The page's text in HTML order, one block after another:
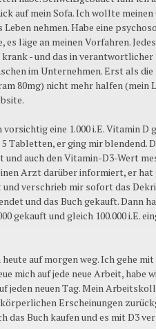
auf mein Sofa. Ich wollte meinen
nehmen. Habe eine
läge an meinen Vorfahren.
- und das in verantwortlicher
im Unternehmen. Erst als
80mg) nicht mehr halfen (mein
vorsichtig eine 1.000 i.E. Vitamin D
Tabletten, er ging mir blendend.
auch den Vitamin-D3-Wert
Arzt darüber informiert, er
verschrieb mir sofort das
und das Buch gekauft. Dann
gekauft und gleich 100.000 i.E.
auf morgen weg. Ich gehe
mich auf jede neue Arbeit, habe
jeden neuen Tag. Mein
Erscheinungen
das Buch kaufen und es mit D3